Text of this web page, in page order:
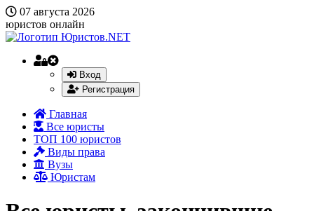
07 августа 2026
юристов онлайн
Вход
Регистрация
Главная
Все юристы
ТОП 100 юристов
Виды права
Вузы
Юристам